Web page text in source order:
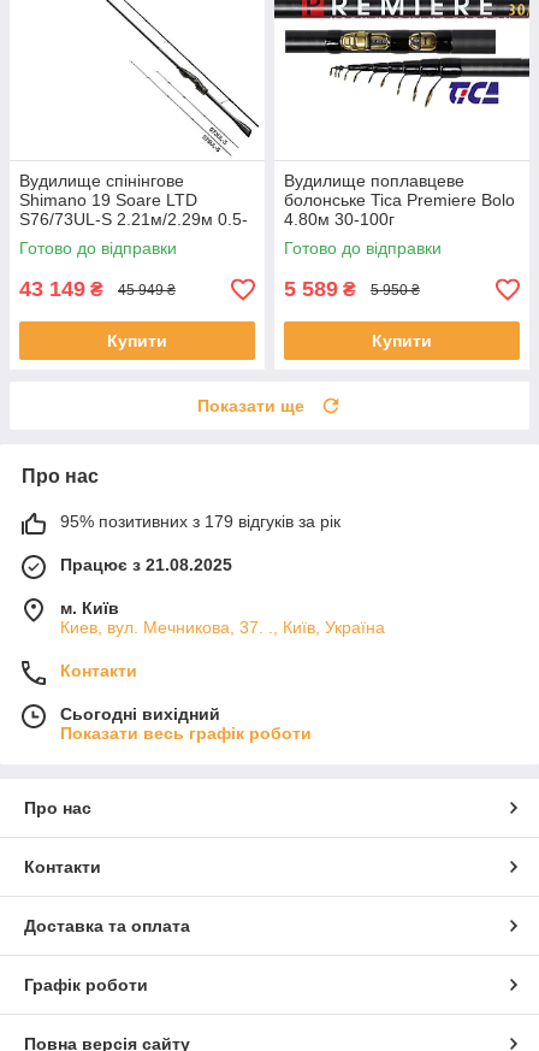
Вудилище спінінгове
Shimano 19 Soare LTD
S76/73UL-S 2.21м/2.29м 0.5-
12
Готово до відправки
43 149 ₴ 45 949 ₴
Купити
Вудилище поплавцеве
болонське Tica Premiere Bolo
4.80м 30-100г
Готово до відправки
5 589 ₴ 5 950 ₴
Купити
Показати ще
Про нас
95% позитивних з 179 відгуків за рік
Працює з 21.08.2025
м. Київ
Киев, вул. Мечникова, 37. ., Київ, Україна
Контакти
Сьогодні вихідний
Показати весь графік роботи
Про нас
Контакти
Доставка та оплата
Графік роботи
Повна версія сайту